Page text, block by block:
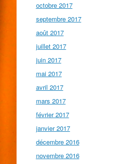
octobre 2017
septembre 2017
août 2017
juillet 2017
juin 2017
mai 2017
avril 2017
mars 2017
février 2017
janvier 2017
décembre 2016
novembre 2016